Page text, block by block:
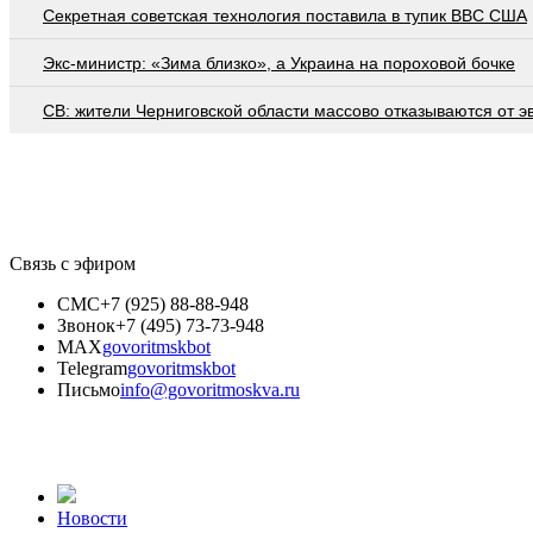
Секретная советская технология поставила в тупик ВВС США
Экс-министр: «Зима близко», а Украина на пороховой бочке
СВ: жители Черниговской области массово отказываются от
Связь с эфиром
СМС+7 (925) 88-88-948
Звонок+7 (495) 73-73-948
MAXgovoritmskbot
Telegramgovoritmskbot
Письмоinfo@govoritmoskva.ru
Новости